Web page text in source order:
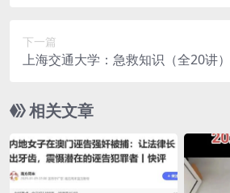
下一篇
上海交通大学：急救知识（全20讲
相关文章